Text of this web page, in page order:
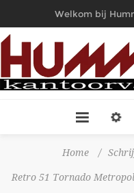
Welkom bij
Home /
Retro 51 Tornado